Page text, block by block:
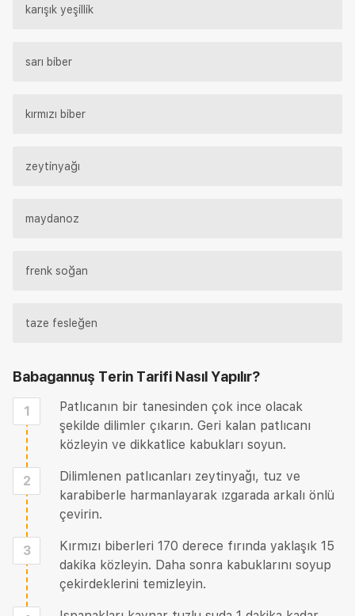
karışık yeşillik
sarı biber
kırmızı biber
zeytinyağı
maydanoz
frenk soğan
taze fesleğen
Babagannuş Terin Tarifi Nasıl Yapılır?
1
Patlıcanın bir tanesinden çok ince olacak
şekilde dilimler çıkarın. Geri kalan patlıcanı
közleyin ve dikkatlice kabukları soyun.
2
Dilimlenen patlıcanları zeytinyağı, tuz ve
karabiberle harmanlayarak ızgarada arkalı önlü
çevirin.
3
Kırmızı biberleri 170 derece fırında yaklaşık 15
dakika közleyin. Daha sonra kabuklarını soyup
çekirdeklerini temizleyin.